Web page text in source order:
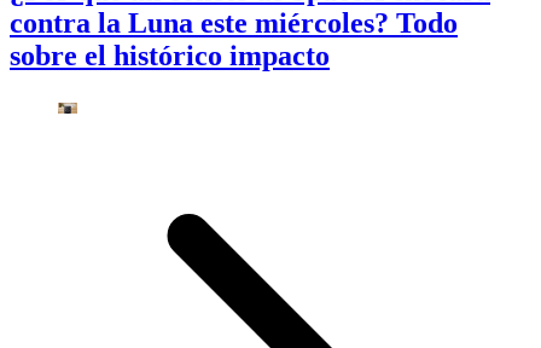
contra la Luna este miércoles? Todo
sobre el histórico impacto